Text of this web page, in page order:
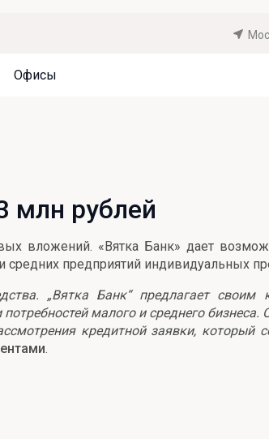
вкладов
Офисы
млн рублей
вложений. «Вятка Банк» дает
средних предприятий индивидуальных
„Вятка Банк“ предлагает своим
малого и среднего
кредитной заявки, который
.